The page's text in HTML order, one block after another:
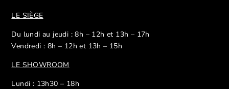
LE SIÈGE
Du lundi au jeudi : 8h – 12h et 13h – 17h
Vendredi : 8h – 12h et 13h – 15h
LE SHOWROOM
Lundi : 13h30 – 18h